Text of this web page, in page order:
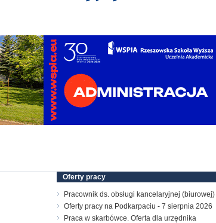
Oferty pracy
Pracownik ds. obsługi kancelaryjnej (biurowej)
Oferty pracy na Podkarpaciu - 7 sierpnia 2026
Praca w skarbówce. Oferta dla urzędnika